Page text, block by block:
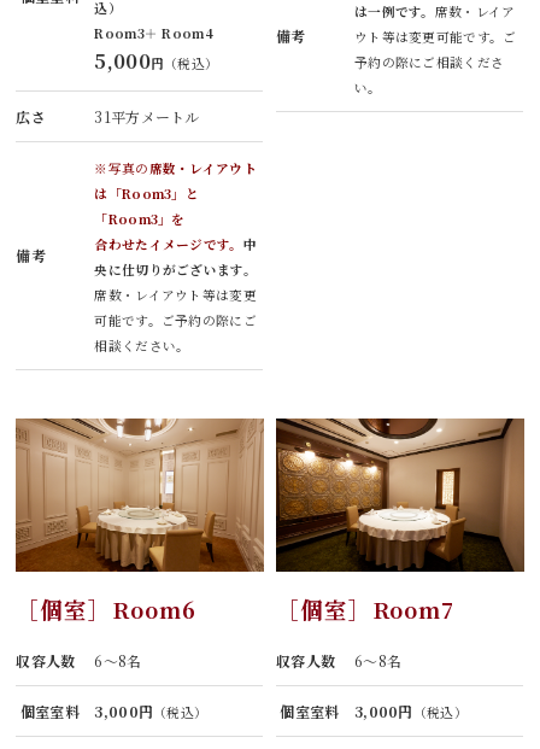
込）
Room3＋ Room4
5,000円 （税込）
広さ 31平方メートル
備考
※写真の 席数・レイアウト
は「Room3」と
「Room3」を
合わせたイメージです。 中
央に仕切りがございます。
席数・レイアウト等は変更
可能です。ご予約の際にご
相談ください。
備考
は一例です。 席数・レイア
ウト等は変更可能です。ご
予約の際にご相談くださ
い。
［個室］ Room6
収容人数 6～8名
個室室料 3,000円 （税込）
［個室］ Room7
収容人数 6～8名
個室室料 3,000円 （税込）